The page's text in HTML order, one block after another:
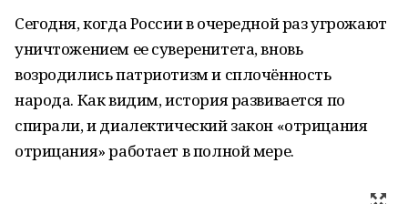
Сегодня, когда России в очередной раз угрожают
уничтожением ее суверенитета, вновь
возродились патриотизм и сплочённость
народа. Как видим, история развивается по
спирали, и диалектический закон «отрицания
отрицания» работает в полной мере.